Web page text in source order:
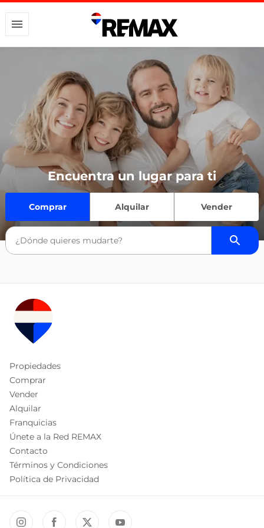
Encuentra un lugar para ti
Comprar Alquilar Vender
Propiedades
Comprar
Vender
Alquilar
Franquicias
Únete a la Red REMAX
Contacto
Términos y Condiciones
Política de Privacidad